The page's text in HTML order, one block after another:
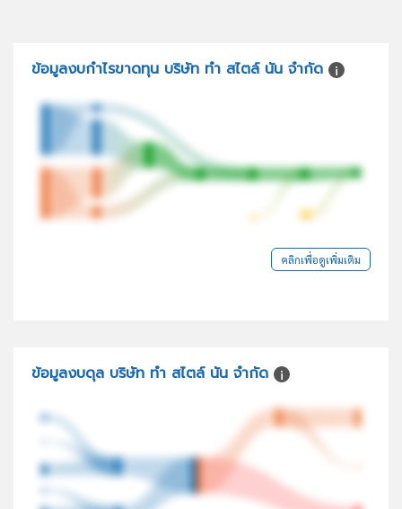
ข้อมูลงบกำไรขาดทุน บริษัท ทำ สไตล์ นัน จำกัด
คลิกเพื่อดูเพิ่มเติม
ข้อมูลงบดุล บริษัท ทำ สไตล์ นัน จำกัด